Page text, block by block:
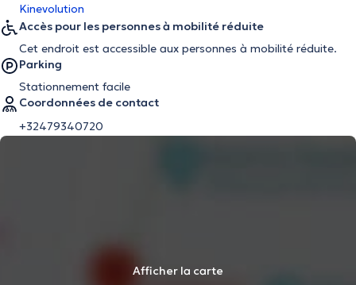
Kinevolution
Accès pour les personnes à mobilité réduite
Cet endroit est accessible aux personnes à mobilité réduite.
Parking
Stationnement facile
Coordonnées de contact
+32479340720
Afficher la carte